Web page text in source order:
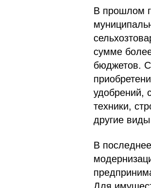
В прошлом
сумме
бюджетов.
удобрений,
техники,
другие
В